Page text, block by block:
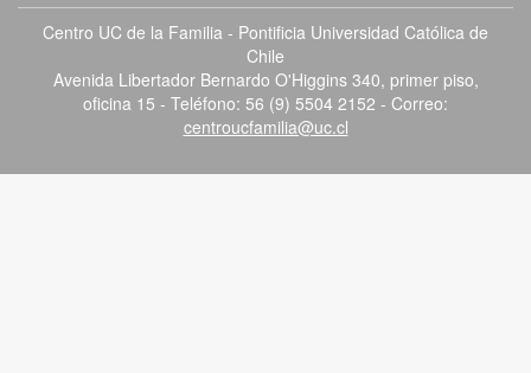
Centro UC de la Familia - Pontificia Universidad Católica de
Chile
Avenida Libertador Bernardo O'Higgins 340, primer piso,
oficina 15 - Teléfono: 56 (9) 5504 2152 - Correo:
centroucfamilia@uc.cl